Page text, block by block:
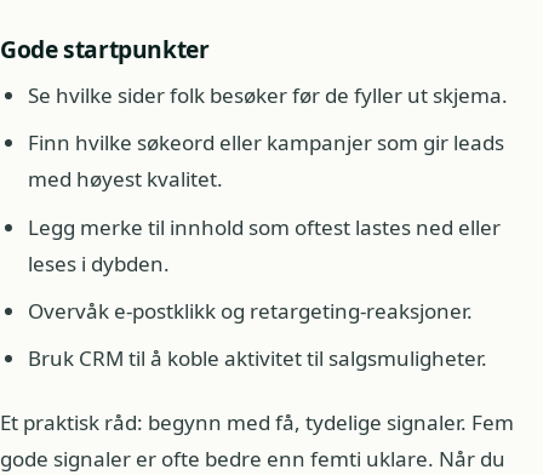
Gode startpunkter
Se hvilke sider folk besøker før de fyller ut skjema.
Finn hvilke søkeord eller kampanjer som gir leads
med høyest kvalitet.
Legg merke til innhold som oftest lastes ned eller
leses i dybden.
Overvåk e-postklikk og retargeting-reaksjoner.
Bruk CRM til å koble aktivitet til salgsmuligheter.
Et praktisk råd: begynn med få, tydelige signaler. Fem
gode signaler er ofte bedre enn femti uklare. Når du